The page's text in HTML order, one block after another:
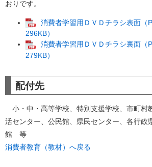
おりです。
消費者学習用ＤＶＤチラシ表面（
296KB）
消費者学習用ＤＶＤチラシ裏面（
279KB）
配付先
小・中・高等学校、特別支援学校、市町村
活センター、公民館、県民センター、各行政
館 等
消費者教育（教材）へ戻る